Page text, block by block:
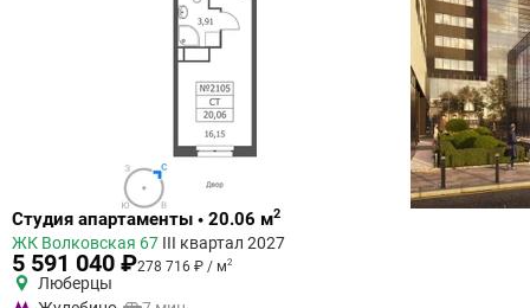
Ссылка
квартиру
Студия апартаменты • 20.06 м2
ЖК Волковская 67 III квартал 2027
5 591 040 ₽278 716 ₽ / м2
Люберцы